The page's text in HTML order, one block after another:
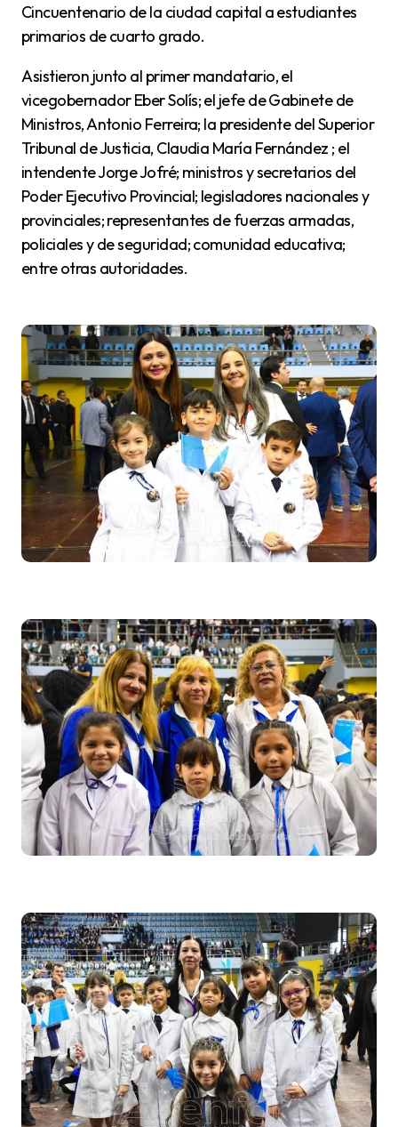
Cincuentenario de la ciudad capital a estudiantes
primarios de cuarto grado.
Asistieron junto al primer mandatario, el
vicegobernador Eber Solís; el jefe de Gabinete de
Ministros, Antonio Ferreira; la presidente del Superior
Tribunal de Justicia, Claudia María Fernández ; el
intendente Jorge Jofré; ministros y secretarios del
Poder Ejecutivo Provincial; legisladores nacionales y
provinciales; representantes de fuerzas armadas,
policiales y de seguridad; comunidad educativa;
entre otras autoridades.